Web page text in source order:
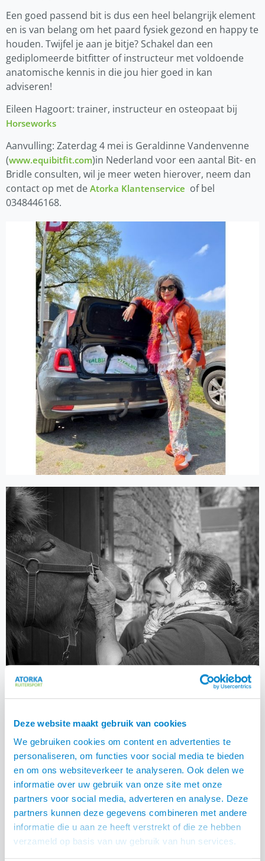
Deze website maakt gebruik van cookies
We gebruiken cookies om content en advertenties te
personaliseren, om functies voor social media te bieden
en om ons websiteverkeer te analyseren. Ook delen we
informatie over uw gebruik van onze site met onze
partners voor social media, adverteren en analyse. Deze
partners kunnen deze gegevens combineren met andere
informatie die u aan ze heeft verstrekt of die ze hebben
verzameld op basis van uw gebruik van hun services.
Een goed passend bit is dus een heel belangrijk element
en is van belang om het paard fysiek gezond en happy te
houden. Twijfel je aan je bitje? Schakel dan een
gediplomeerde bitfitter of instructeur met voldoende
anatomische kennis in die jou hier goed in kan
adviseren!
Eileen Hagoort: trainer, instructeur en osteopaat bij
Horseworks
Aanvulling: Zaterdag 4 mei is Geraldinne Vandenvenne
(www.equibitfit.com)in Nederland voor een aantal Bit- en
Bridle consulten, wil je meer weten hierover, neem dan
contact op met de Atorka Klantenservice of bel
0348446168.